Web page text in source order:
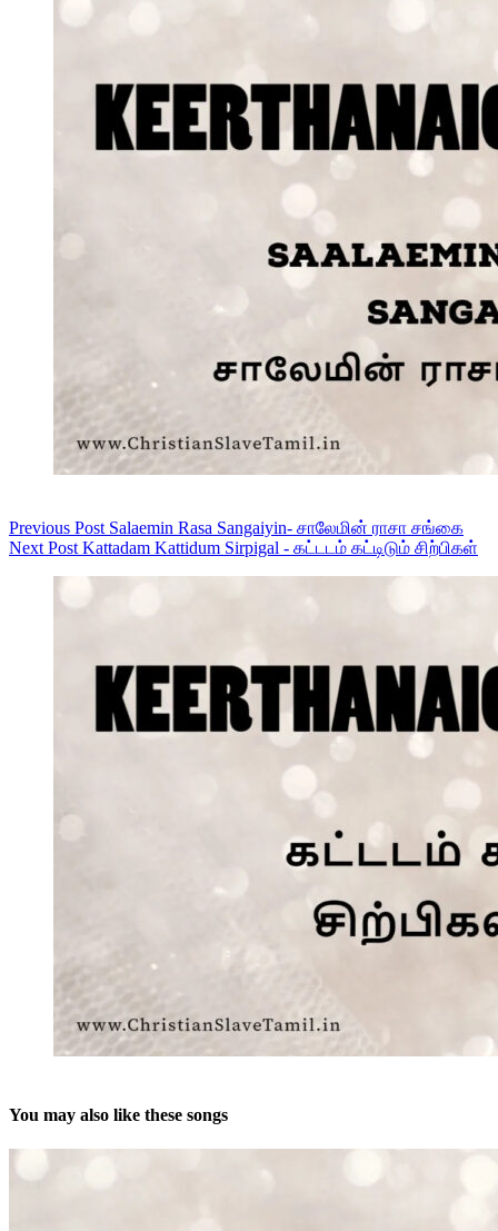
Previous Post Salaemin Rasa Sangaiyin- சாலேமின் ராசா சங்கை
Next Post Kattadam Kattidum Sirpigal - கட்டடம் கட்டிடும் சிற்பிகள்
You may also like these songs